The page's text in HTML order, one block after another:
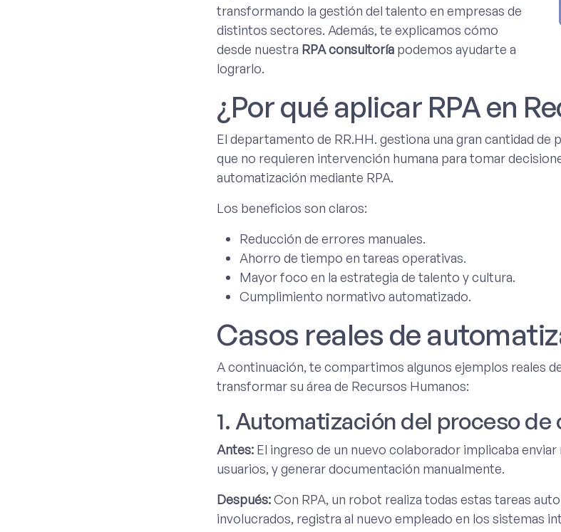
transformando la gestión del talento en empresas de
distintos sectores. Además, te explicamos cómo
desde nuestra RPA consultoría podemos ayudarte a
lograrlo.
¿Por qué aplicar RPA en
El departamento de RR.HH. gestiona una gran cantidad
que no requieren intervención humana para tomar
automatización mediante RPA.
Los beneficios son claros:
Reducción de errores manuales.
Ahorro de tiempo en tareas operativas.
Mayor foco en la estrategia de talento y cultura.
Cumplimiento normativo automatizado.
Casos reales de
A continuación, te compartimos algunos ejemplos reales
transformar su área de Recursos Humanos:
1. Automatización del proceso de
Antes: El ingreso de un nuevo colaborador implicaba
usuarios, y generar documentación manualmente.
Después:Con RPA, un robot realiza todas estas tareas
involucrados, registra al nuevo empleado en los sistemas